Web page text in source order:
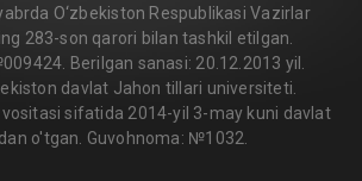
O‘zbekiston Respublikasi Vazirlar
283-son qarori bilan tashkil etilgan.
Berilgan sanasi: 20.12.2013 yil.
davlat Jahon tillari universiteti.
sifatida 2014-yil 3-may kuni davlat
o'tgan. Guvohnoma: №1032.